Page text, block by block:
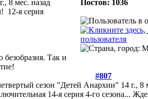
8 мес. назад
12-я серия
Постов: 1036
Так и
#807
сезон "Детей Анархии" 14 г., 8
14-я серия 4-го сезона...